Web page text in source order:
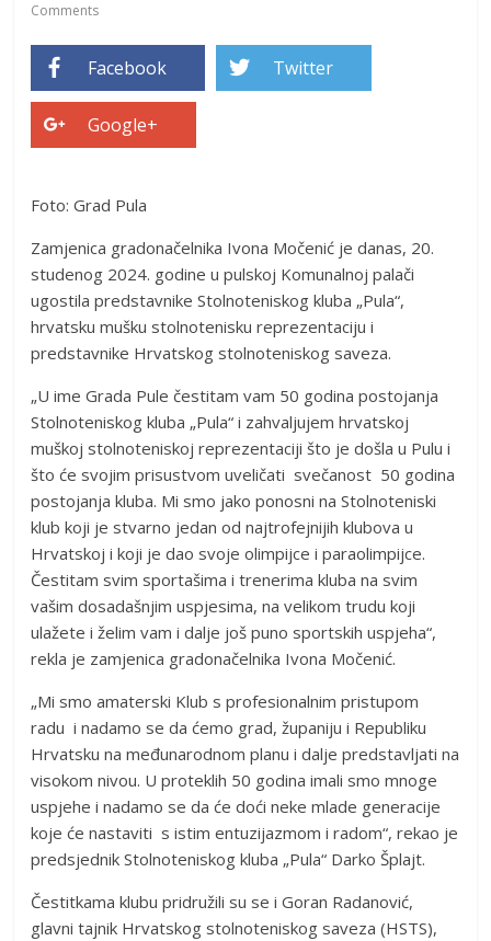
Comments
Facebook Twitter
Google+
Foto: Grad Pula
Zamjenica gradonačelnika Ivona Močenić je danas, 20.
studenog 2024. godine u pulskoj Komunalnoj palači
ugostila predstavnike Stolnoteniskog kluba „Pula“,
hrvatsku mušku stolnotenisku reprezentaciju i
predstavnike Hrvatskog stolnoteniskog saveza.
„U ime Grada Pule čestitam vam 50 godina postojanja
Stolnoteniskog kluba „Pula“ i zahvaljujem hrvatskoj
muškoj stolnoteniskoj reprezentaciji što je došla u Pulu i
što će svojim prisustvom uveličati svečanost 50 godina
postojanja kluba. Mi smo jako ponosni na Stolnoteniski
klub koji je stvarno jedan od najtrofejnijih klubova u
Hrvatskoj i koji je dao svoje olimpijce i paraolimpijce.
Čestitam svim sportašima i trenerima kluba na svim
vašim dosadašnjim uspjesima, na velikom trudu koji
ulažete i želim vam i dalje još puno sportskih uspjeha“,
rekla je zamjenica gradonačelnika Ivona Močenić.
„Mi smo amaterski Klub s profesionalnim pristupom
radu i nadamo se da ćemo grad, županiju i Republiku
Hrvatsku na međunarodnom planu i dalje predstavljati na
visokom nivou. U proteklih 50 godina imali smo mnoge
uspjehe i nadamo se da će doći neke mlade generacije
koje će nastaviti s istim entuzijazmom i radom“, rekao je
predsjednik Stolnoteniskog kluba „Pula“ Darko Šplajt.
Čestitkama klubu pridružili su se i Goran Radanović,
glavni tajnik Hrvatskog stolnoteniskog saveza (HSTS),